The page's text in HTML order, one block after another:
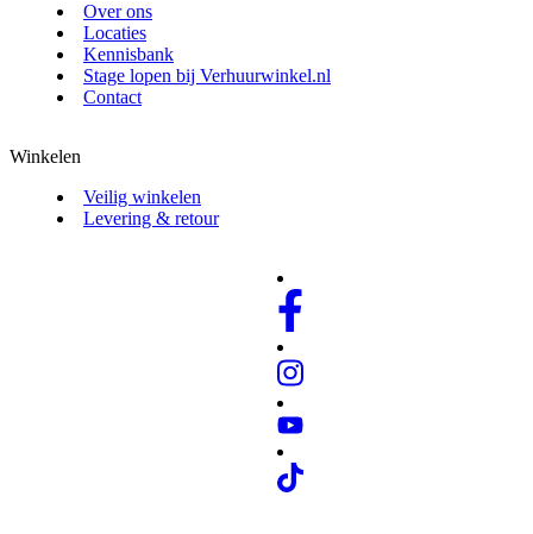
Over ons
Locaties
Kennisbank
Stage lopen bij Verhuurwinkel.nl
Contact
Winkelen
Veilig winkelen
Levering & retour